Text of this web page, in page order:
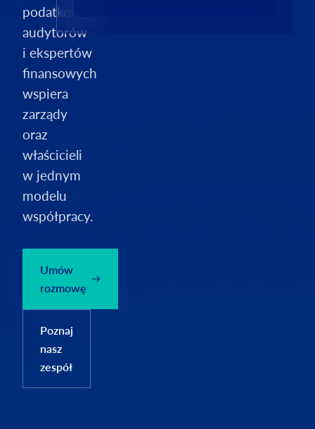
podatkowych,
audytorów
i ekspertów
finansowych
wspiera
zarządy
oraz
właścicieli
w jednym
modelu
współpracy.
Umów
rozmowę
Poznaj
nasz
zespół